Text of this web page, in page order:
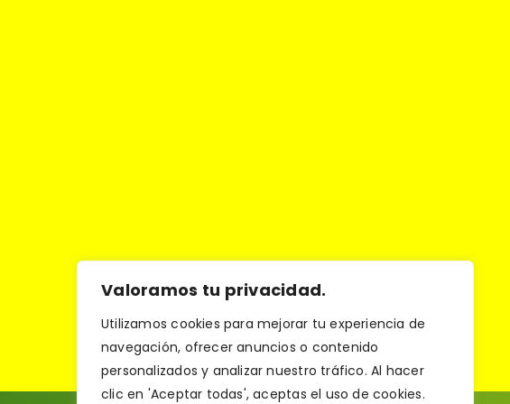
Valoramos tu privacidad.
Utilizamos cookies para mejorar tu experiencia de
navegación, ofrecer anuncios o contenido
personalizados y analizar nuestro tráfico. Al hacer
clic en 'Aceptar todas', aceptas el uso de cookies.